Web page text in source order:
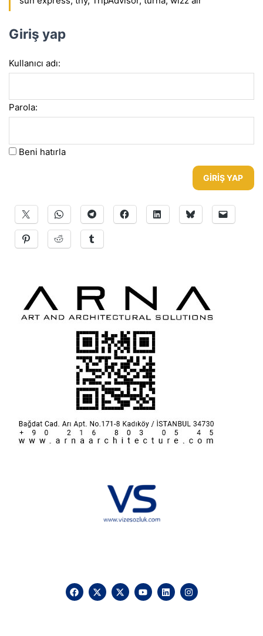
Giriş yap
Kullanıcı adı:
Parola:
Beni hatırla
GIRIŞ YAP